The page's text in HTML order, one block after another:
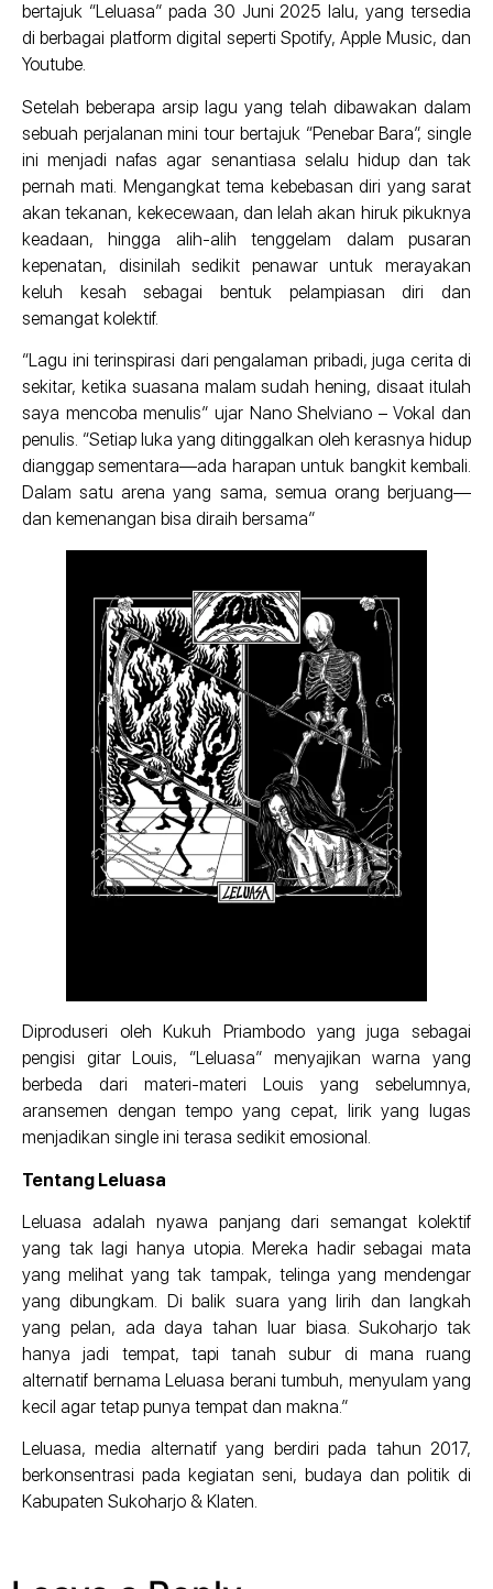
bertajuk “Leluasa” pada 30 Juni 2025 lalu, yang tersedia
di berbagai platform digital seperti Spotify, Apple Music, dan
Youtube.
Setelah beberapa arsip lagu yang telah dibawakan dalam
sebuah perjalanan mini tour bertajuk “Penebar Bara”, single
ini menjadi nafas agar senantiasa selalu hidup dan tak
pernah mati. Mengangkat tema kebebasan diri yang sarat
akan tekanan, kekecewaan, dan lelah akan hiruk pikuknya
keadaan, hingga alih-alih tenggelam dalam pusaran
kepenatan, disinilah sedikit penawar untuk merayakan
keluh kesah sebagai bentuk pelampiasan diri dan
semangat kolektif.
“Lagu ini terinspirasi dari pengalaman pribadi, juga cerita di
sekitar, ketika suasana malam sudah hening, disaat itulah
saya mencoba menulis” ujar Nano Shelviano – Vokal dan
penulis. “Setiap luka yang ditinggalkan oleh kerasnya hidup
dianggap sementara—ada harapan untuk bangkit kembali.
Dalam satu arena yang sama, semua orang berjuang—
dan kemenangan bisa diraih bersama”
Diproduseri oleh Kukuh Priambodo yang juga sebagai
pengisi gitar Louis, “Leluasa” menyajikan warna yang
berbeda dari materi-materi Louis yang sebelumnya,
aransemen dengan tempo yang cepat, lirik yang lugas
menjadikan single ini terasa sedikit emosional.
Tentang Leluasa
Leluasa adalah nyawa panjang dari semangat kolektif
yang tak lagi hanya utopia. Mereka hadir sebagai mata
yang melihat yang tak tampak, telinga yang mendengar
yang dibungkam. Di balik suara yang lirih dan langkah
yang pelan, ada daya tahan luar biasa. Sukoharjo tak
hanya jadi tempat, tapi tanah subur di mana ruang
alternatif bernama Leluasa berani tumbuh, menyulam yang
kecil agar tetap punya tempat dan makna.”
Leluasa, media alternatif yang berdiri pada tahun 2017,
berkonsentrasi pada kegiatan seni, budaya dan politik di
Kabupaten Sukoharjo & Klaten.